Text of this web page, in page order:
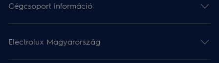
Cégcsoport információ
Electrolux Magyarország